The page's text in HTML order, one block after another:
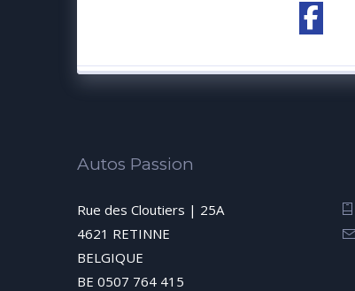
Autos Passion
Rue des Cloutiers | 25A
4621 RETINNE
BELGIQUE
BE 0507 764 415